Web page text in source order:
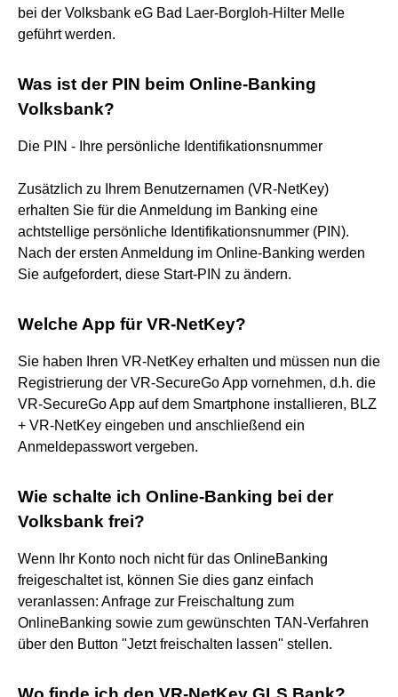
bei der Volksbank eG Bad Laer-Borgloh-Hilter Melle
geführt werden.
Was ist der PIN beim Online-Banking
Volksbank?
Die PIN - Ihre persönliche Identifikationsnummer
Zusätzlich zu Ihrem Benutzernamen (VR-NetKey)
erhalten Sie für die Anmeldung im Banking eine
achtstellige persönliche Identifikationsnummer (PIN).
Nach der ersten Anmeldung im Online-Banking werden
Sie aufgefordert, diese Start-PIN zu ändern.
Welche App für VR-NetKey?
Sie haben Ihren VR-NetKey erhalten und müssen nun die
Registrierung der VR-SecureGo App vornehmen, d.h. die
VR-SecureGo App auf dem Smartphone installieren, BLZ
+ VR-NetKey eingeben und anschließend ein
Anmeldepasswort vergeben.
Wie schalte ich Online-Banking bei der
Volksbank frei?
Wenn Ihr Konto noch nicht für das OnlineBanking
freigeschaltet ist, können Sie dies ganz einfach
veranlassen: Anfrage zur Freischaltung zum
OnlineBanking sowie zum gewünschten TAN-Verfahren
über den Button "Jetzt freischalten lassen" stellen.